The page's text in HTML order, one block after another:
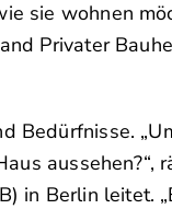
sie wohnen
Privater
Bedürfnisse.
aussehen?“,
in Berlin